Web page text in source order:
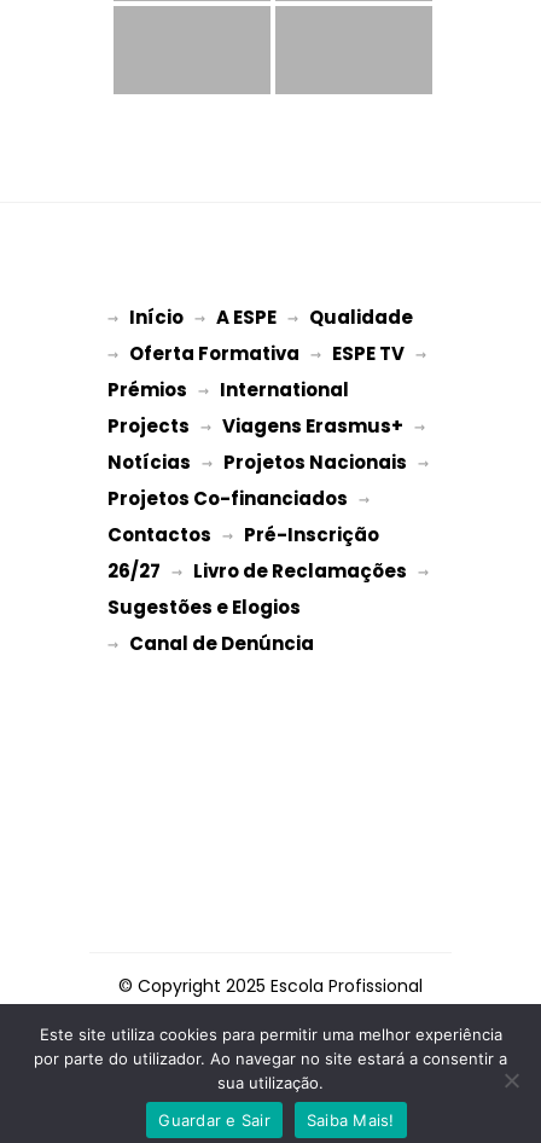
→ Início → A ESPE → Qualidade
→ Oferta Formativa → ESPE TV
Prémios → International
Projects → Viagens Erasmus+
Notícias → Projetos Nacionais
Projetos Co-financiados
Contactos → Pré-Inscrição
26/27 → Livro de Reclamações
Sugestões e Elogios
→
© Copyright 2025 Escola Profissional
FACEBOOK
TIKTOK
Este site utiliza cookies para permitir uma melhor experiência
por parte do utilizador. Ao navegar no site estará a consentir a
sua utilização.
Guardar e Sair
Saiba Mais!